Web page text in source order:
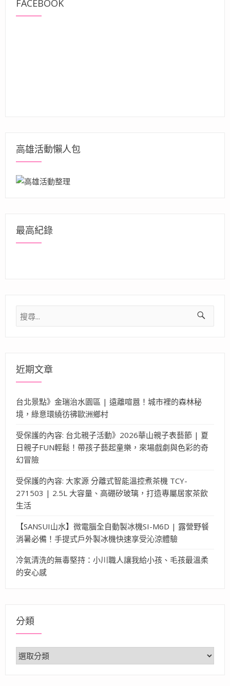
FACEBOOK
高雄活動懶人包
最高紀錄
搜
尋
近期文章
台北景點》金瑞治水園區 | 遠離喧囂！城市裡的森林秘
境，綠意環繞彷彿歐洲鄉村
受保護的內容: 台北親子活動》2026華山親子表藝節 | 夏
日親子FUN輕鬆！帶孩子藝起童樂，來場戲劇與色彩的奇
幻冒險
受保護的內容: 大家源 分離式智能溫控煮茶機 TCY-
271503 | 2.5L 大容量、高硼矽玻璃，打造專屬居家茶飲
生活
【SANSUI山水】微電腦全自動製冰機SI-M6D | 露營野餐
消暑必備！手提式戶外製冰機快速享受沁涼體驗
冷氣清洗的無毒堅持：小川職人讓我給小孩、毛孩最溫柔
的安心感
分類
分
類